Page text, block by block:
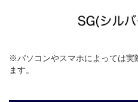
※パソコンやスマホによっては実
ます。